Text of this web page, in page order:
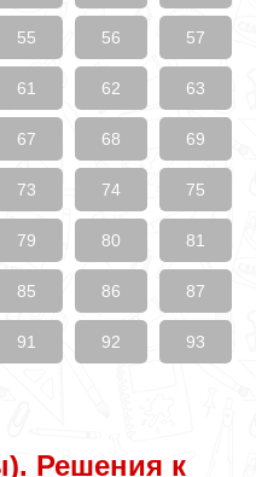
55 56 57
61 62 63
67 68 69
73 74 75
79 80 81
85 86 87
91 92 93
Решения к